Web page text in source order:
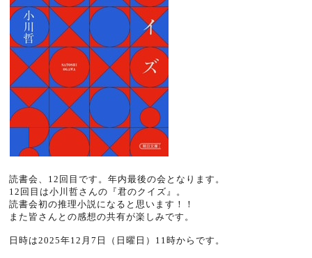
読書会、12回目です。年内最後の会となります。
12回目は小川哲さんの『君のクイズ』。
読書会初の推理小説になると思います！！
また皆さんとの感想の共有が楽しみです。
日時は2025年12月7日（日曜日） 11時からです。